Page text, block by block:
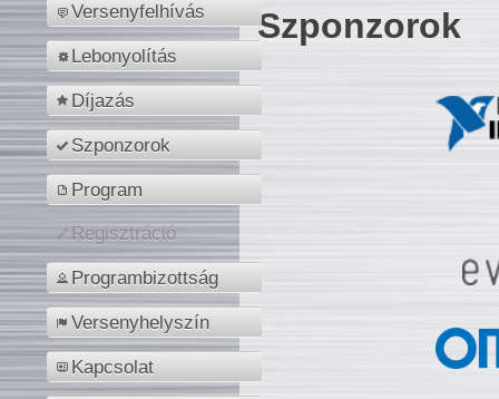
Versenyfelhívás
Lebonyolítás
Díjazás
Szponzorok
Program
Regisztráció
Programbizottság
Versenyhelyszín
Kapcsolat
Szponzorok